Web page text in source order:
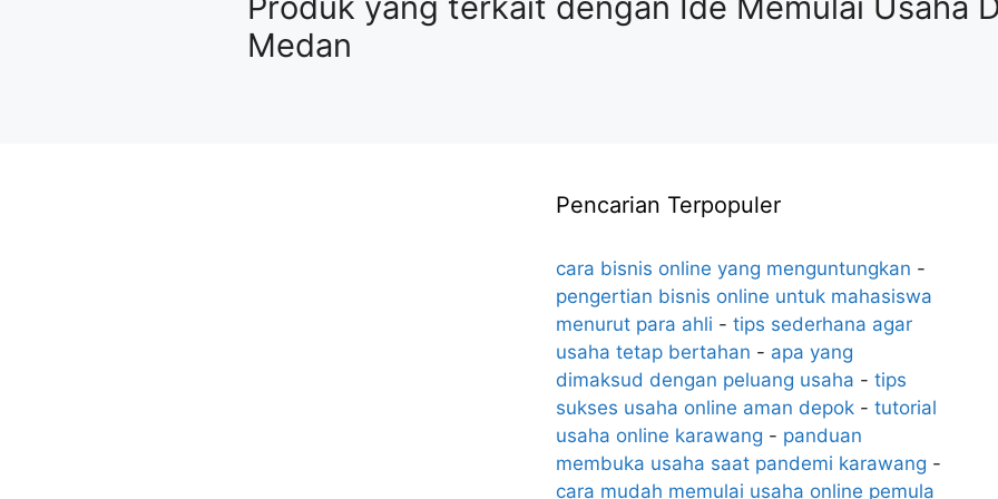
Medan
Pencarian Terpopuler
cara bisnis online yang menguntungkan -
pengertian bisnis online untuk mahasiswa
menurut para ahli - tips sederhana agar
usaha tetap bertahan - apa yang
dimaksud dengan peluang usaha - tips
sukses usaha online aman depok- tutorial
usaha online karawang - panduan
membuka usaha saat pandemi karawang -
cara mudah memulai usaha online pemula